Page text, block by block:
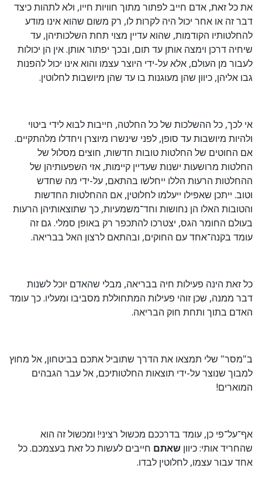
את כל זאת, אדם חייב לפתור מתוך חוויות חייו, ולא לתהות כיצד
דבר זה או אחר יכול היה לקרות לו, רק משום שהוא אינו מודע
להחלטותיו הקודמות, שהוא עדיין מצוי תחת השלכותיהן, עד
שיחיה דרכן וימצה אותן עד תום, ובכך יפתור אותן. אין הן יכולות
לעבור מן העולם, אלא על-ידי היוצר עצמו והוא אינו יכול להפנות
גבו אליהן, כיוון שהן מעוגנות בו עד שהן מיושבות לחלוטין.
אי לכך, כל ההשלכות של כל החלטה, חייבות לבוא לידי ביטוי
ולהיות מיושבות עד סופן, לפני שינשרו מיוצרן ויחדלו מלהתקיים.
אם החוטים של החלטות טובות חדשות, חוצים מסלול של
החלטות מרושעות ישנות שעדיין קיימות, אזי השפעותיהן של
ההחלטות הרעות הללו ייחלשו בהתאם, על-ידי מה שחדש
וטוב. ייתכן שאפילו ייעלמו לחלוטין, אם ההחלטות החדשות
והטובות האלו הן נחושות וחד־משמעיות, כך שתוצאותיהן הרעות
בעולם החומר הגס, יצטרכו להתכפר רק באופן סמלי. גם זה
עומד בקנה־אחד עם החוקים, ובהתאם לרצון האל בבריאה.
כל זאת הינה פעילות חיה בבריאה, מבלי שהאדם יוכל לשנות
דבר ממנה, שכן זוהי פעילות המתחוללת מסביבו ומעליו. כך עומד
האדם בתוך ותחת חוק הבריאה.
ב"מסר" שלי תמצאו את הדרך שתוביל אתכם בביטחון, אל מחוץ
למבוך שנוצר על-ידי תוצאות החלטותיכם, אל עבר הגבהים
המוארים!
אף־על־פי כן, עומד בדרככם מכשול רציני! ומכשול זה הוא
שהחריד אותי: כיוון שאתם חייבים לעשות כל זאת בעצמכם. כל
אחד עבור עצמו, לחלוטין לבדו.